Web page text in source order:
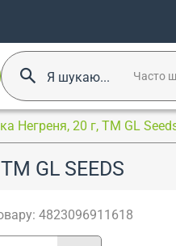
Часто
Негреня, 20 г, ТМ GL
GL SEEDS
4823096911618